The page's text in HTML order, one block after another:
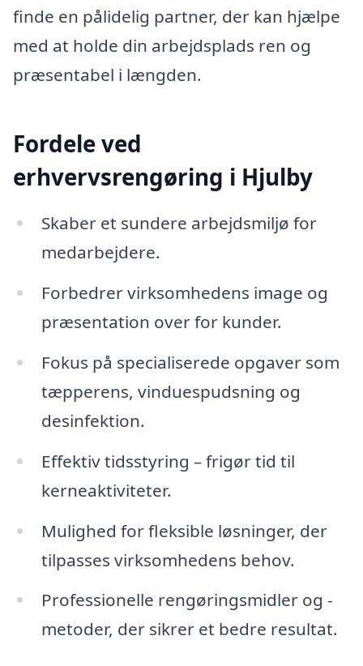
finde en pålidelig partner, der kan hjælpe
med at holde din arbejdsplads ren og
præsentabel i længden.
Fordele ved
erhvervsrengøring i Hjulby
Skaber et sundere arbejdsmiljø for
medarbejdere.
Forbedrer virksomhedens image og
præsentation over for kunder.
Fokus på specialiserede opgaver som
tæpperens, vinduespudsning og
desinfektion.
Effektiv tidsstyring – frigør tid til
kerneaktiviteter.
Mulighed for fleksible løsninger, der
tilpasses virksomhedens behov.
Professionelle rengøringsmidler og -
metoder, der sikrer et bedre resultat.